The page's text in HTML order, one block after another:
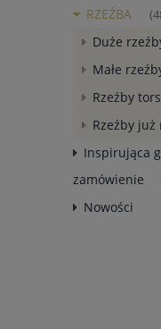
RZEŹBA
Duże
Małe
Rzeźby
Rzeźby
Inspirująca
zamówienie
Nowości